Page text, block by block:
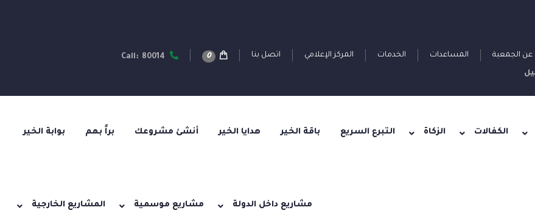
عن الجمعية المساعدات الخدمات المركز الإعلامي اتصل بنا 0
بوابة الخير براً بهم أنشئ مشروعك هدايا الخير باقة الخير التبرع السريع الزكاة الكفالات
المشاريع الخارجية مشاريع موسمية مشاريع داخل الدولة